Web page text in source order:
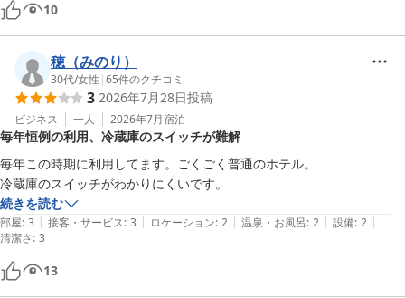
10
穂（みのり）
30代/女性 |65件のクチコミ
3 2026年7月28日投稿
ビジネス 一人 2026年7月宿泊
毎年恒例の利用、冷蔵庫のスイッチが難解
毎年この時期に利用してます。ごくごく普通のホテル。
冷蔵庫のスイッチがわかりにくいです。
続きを読む
部屋: 3 | 接客・サービス: 3 | ロケーション: 2 | 温泉・お風呂: 2 | 設備: 2 |
清潔さ: 3
13